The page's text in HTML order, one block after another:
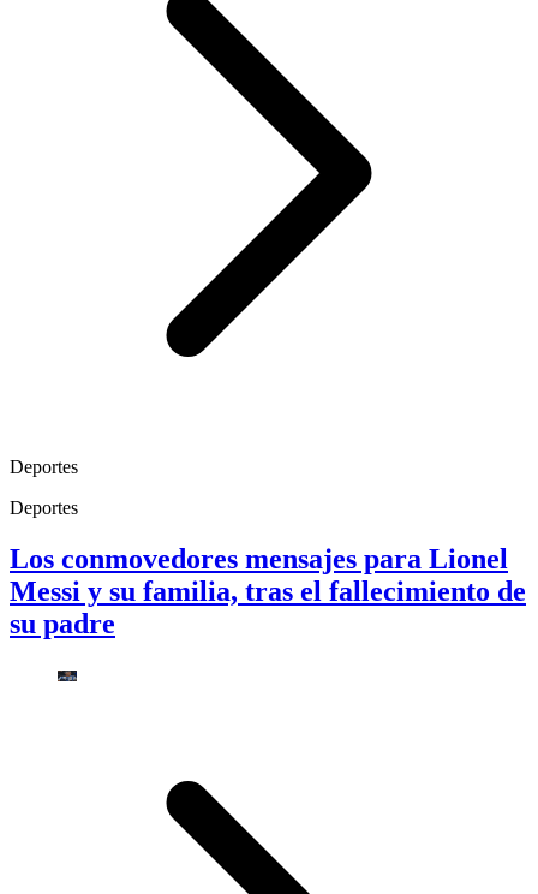
Deportes
Deportes
Los conmovedores mensajes para Lionel
Messi y su familia, tras el fallecimiento de
su padre